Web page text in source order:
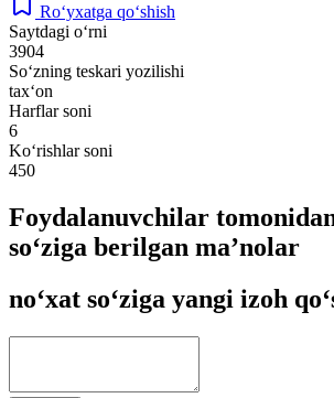
Ro‘yxatga qo‘shish
Saytdagi o‘rni
3904
So‘zning teskari yozilishi
tax‘on
Harflar soni
6
Ko‘rishlar soni
450
Foydalanuvchilar
so‘ziga berilgan ma’nolar
no‘xat so‘ziga yangi izoh